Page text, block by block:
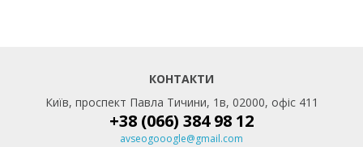
КОНТАКТИ
Київ, проспект Павла Тичини, 1в, 02000, офіс 411
+38 (066) 384 98 12
avseogooogle@gmail.com